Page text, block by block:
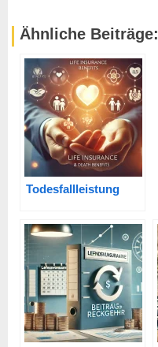
Ähnliche Beiträge:
Todesfallleistung